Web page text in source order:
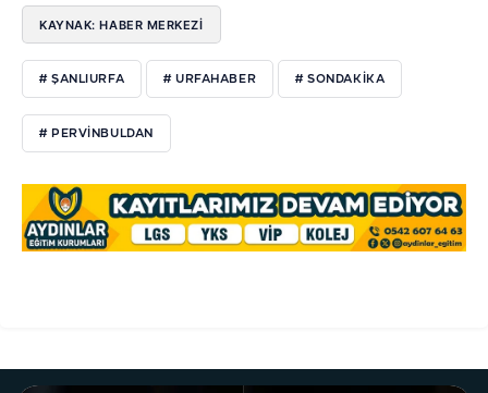
KAYNAK: HABER MERKEZI
# ŞANLIURFA # URFAHABER # SONDAKIKA
# PERVINBULDAN